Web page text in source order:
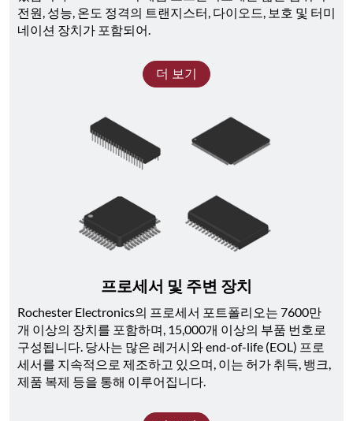
전원, 성능, 온도 정격의 트랜지스터, 다이오드, 보호 및 터미
네이션 장치가 포함되어.
더 보기
프로세서 및 주변 장치
Rochester Electronics의 프로세서 포트폴리오는 7600만
개 이상의 장치를 포함하며, 15,000개 이상의 부품 번호로
구성됩니다. 당사는 많은 레거시와 end-of-life (EOL) 프로
세서를 지속적으로 제조하고 있으며, 이는 허가 취득, 뱅크,
제품 복제 등을 통해 이루어집니다.